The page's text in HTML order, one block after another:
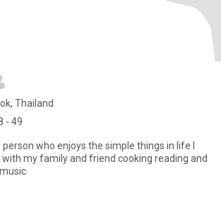
Thailand
- 49
person who enjoys the simple things in life I
with my family and friend cooking reading and